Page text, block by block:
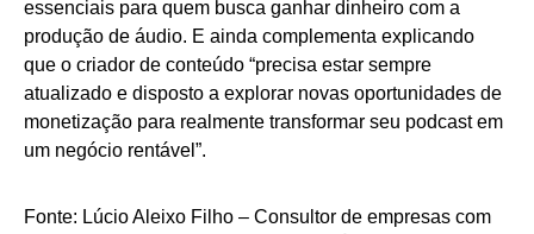
essenciais para quem busca ganhar dinheiro com a
produção de áudio. E ainda complementa explicando
que o criador de conteúdo “precisa estar sempre
atualizado e disposto a explorar novas oportunidades de
monetização para realmente transformar seu podcast em
um negócio rentável”.
Fonte: Lúcio Aleixo Filho – Consultor de empresas com